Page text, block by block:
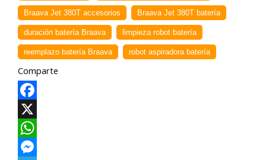
Braava Jet 380T accesorios Braava Jet 380T batería
duración batería Braava limpieza robot batería
reemplazo batería Braava robot aspiradora batería
Comparte
Facebook
X
WhatsApp